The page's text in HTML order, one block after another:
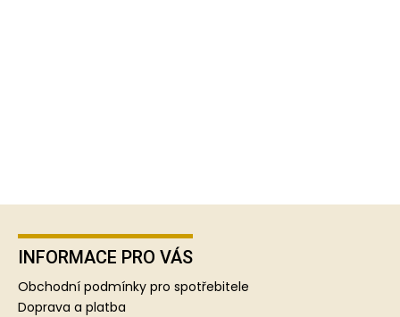
Z
INFORMACE PRO VÁS
Obchodní podmínky pro spotřebitele
Doprava a platba